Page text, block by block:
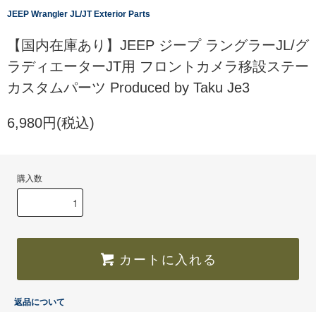
JEEP Wrangler JL/JT Exterior Parts
【国内在庫あり】JEEP ジープ ラングラーJL/グ
ラディエーターJT用 フロントカメラ移設ステー
カスタムパーツ Produced by Taku Je3
6,980円(税込)
購入数
カートに入れる
返品について